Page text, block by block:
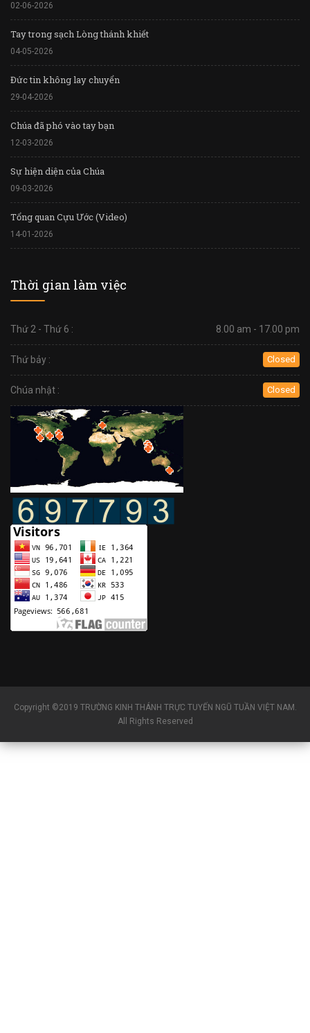
02-06-2026
Tay trong sạch Lòng thánh khiết
04-05-2026
Đức tin không lay chuyển
29-04-2026
Chúa đã phó vào tay bạn
12-03-2026
Sự hiện diện của Chúa
09-03-2026
Tổng quan Cựu Ước (Video)
14-01-2026
Thời gian làm việc
Thứ 2 - Thứ 6 : 8.00 am - 17.00 pm
Thứ bảy : Closed
Chúa nhật : Closed
Copyright ©2019 TRƯỜNG KINH THÁNH TRỰC TUYẾN NGŨ TUẦN VIỆT NAM.
All Rights Reserved